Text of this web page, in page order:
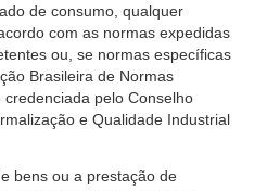
de consumo, qualquer
com as normas expedidas
ou, se normas específicas
Brasileira de Normas
pelo Conselho
e Qualidade Industrial
bens ou a prestação de